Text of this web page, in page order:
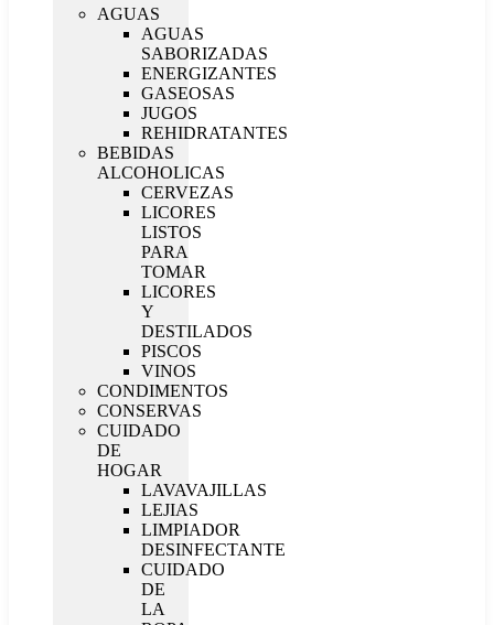
AGUAS
AGUAS
SABORIZADAS
ENERGIZANTES
GASEOSAS
JUGOS
REHIDRATANTES
BEBIDAS
ALCOHOLICAS
CERVEZAS
LICORES
LISTOS
PARA
TOMAR
LICORES
Y
DESTILADOS
PISCOS
VINOS
CONDIMENTOS
CONSERVAS
CUIDADO
DE
HOGAR
LAVAVAJILLAS
LEJIAS
LIMPIADOR
DESINFECTANTE
CUIDADO
DE
LA